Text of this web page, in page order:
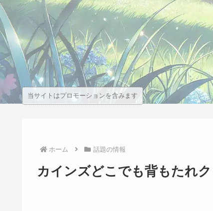
当サイトはプロモーションを含みます
ホーム 話題の情報
カインズどこでも背もたれ